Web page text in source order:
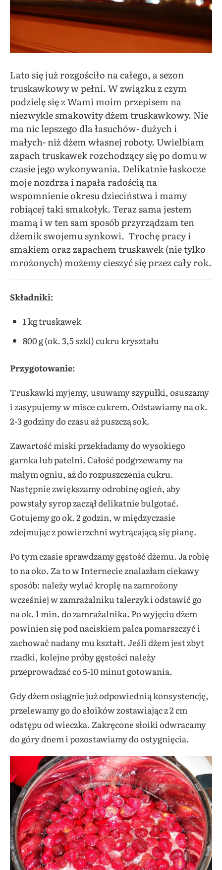
Lato się już rozgościło na całego, a sezon
truskawkowy w pełni. W związku z czym
podzielę się z Wami moim przepisem na
niezwykle smakowity dżem truskawkowy. Nie
ma nic lepszego dla łasuchów- dużych i
małych- niż dżem własnej roboty. Uwielbiam
zapach truskawek rozchodzący się po domu w
czasie jego wykonywania. Delikatnie łaskocze
moje nozdrza i napała radością na
wspomnienie okresu dzieciństwa i mamy
robiącej taki smakołyk. Teraz sama jestem
mamą i w ten sam sposób przyrządzam ten
dżemik swojemu synkowi. Trochę pracy i
smakiem oraz zapachem truskawek (nie tylko
mrożonych) możemy cieszyć się przez cały rok.
Składniki:
1 kg truskawek
800 g (ok. 3,5 szkl) cukru kryształu
Przygotowanie:
Truskawki myjemy, usuwamy szypułki, osuszamy
i zasypujemy w misce cukrem. Odstawiamy na ok.
2-3 godziny do czasu aż puszczą sok.
Zawartość miski przekładamy do wysokiego
garnka lub patelni. Całość podgrzewamy na
małym ogniu, aż do rozpuszczenia cukru.
Następnie zwiększamy odrobinę ogień, aby
powstały syrop zaczął delikatnie bulgotać.
Gotujemy go ok. 2 godzin, w międzyczasie
zdejmując z powierzchni wytrącającą się pianę.
Po tym czasie sprawdzamy gęstość dżemu. Ja robię
to na oko. Za to w Internecie znalazłam ciekawy
sposób: należy wylać kroplę na zamrożony
wcześniej w zamrażalniku talerzyk i odstawić go
na ok. 1 min. do zamrażalnika. Po wyjęciu dżem
powinien się pod naciskiem palca pomarszczyć i
zachować nadany mu kształt. Jeśli dżem jest zbyt
rzadki, kolejne próby gęstości należy
przeprowadzać co 5-10 minut gotowania.
Gdy dżem osiągnie już odpowiednią konsystencję,
przelewamy go do słoików zostawiając z 2 cm
odstępu od wieczka. Zakręcone słoiki odwracamy
do góry dnem i pozostawiamy do ostygnięcia.